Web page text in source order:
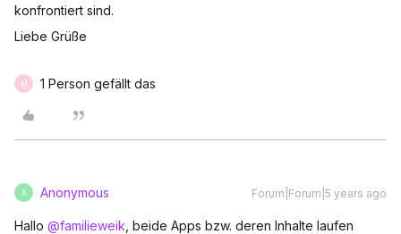
konfrontiert sind.
Liebe Grüße
M 1 Person gefällt das
A Anonymous Forum|Forum|5 years ago
Hallo @familieweik , beide Apps bzw. deren Inhalte laufen